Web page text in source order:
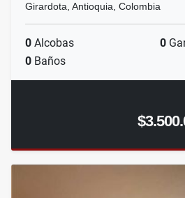
Girardota, Antioquia, Colombia
0 Alcobas 0
0 Baños